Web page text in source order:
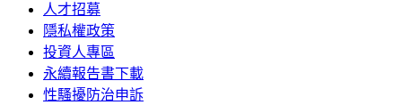
人才招募
隱私權政策
投資人專區
永續報告書下載
性騷擾防治申訴